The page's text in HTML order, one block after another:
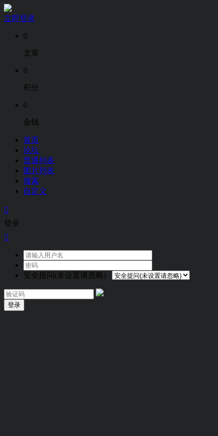
立即登录
0
文章
0
积分
0
金钱
首页
论坛
普通列表
图片列表
搜索
自定义

登录

安全提问(未设置请忽略)
登录